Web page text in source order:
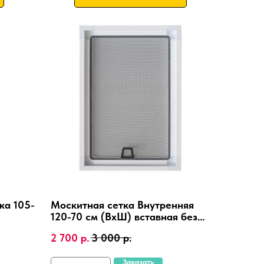
105-
Москитная сетка Внутренняя
120-70 см (ВхШ) вставная без
ПВХ, алюминиевая рамка.
2 700 р.3 000 р.
Заказать